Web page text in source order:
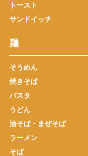
トースト
サンドイッチ
麺
そうめん
焼きそば
パスタ
うどん
油そば・まぜそば
ラーメン
そば